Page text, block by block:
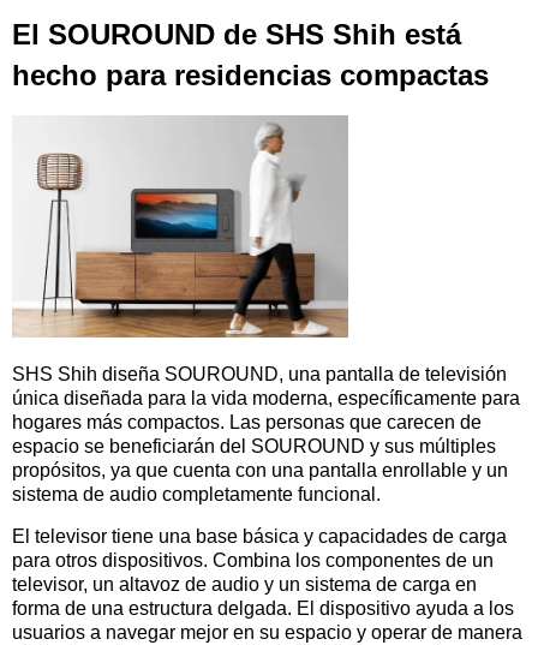
El SOUROUND de SHS Shih está
hecho para residencias compactas
SHS Shih diseña SOUROUND, una pantalla de televisión
única diseñada para la vida moderna, específicamente para
hogares más compactos. Las personas que carecen de
espacio se beneficiarán del SOUROUND y sus múltiples
propósitos, ya que cuenta con una pantalla enrollable y un
sistema de audio completamente funcional.
El televisor tiene una base básica y capacidades de carga
para otros dispositivos. Combina los componentes de un
televisor, un altavoz de audio y un sistema de carga en
forma de una estructura delgada. El dispositivo ayuda a los
usuarios a navegar mejor en su espacio y operar de manera